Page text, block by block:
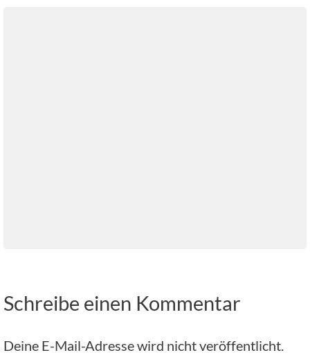
Schreibe einen Kommentar
Deine E-Mail-Adresse wird nicht veröffentlicht.